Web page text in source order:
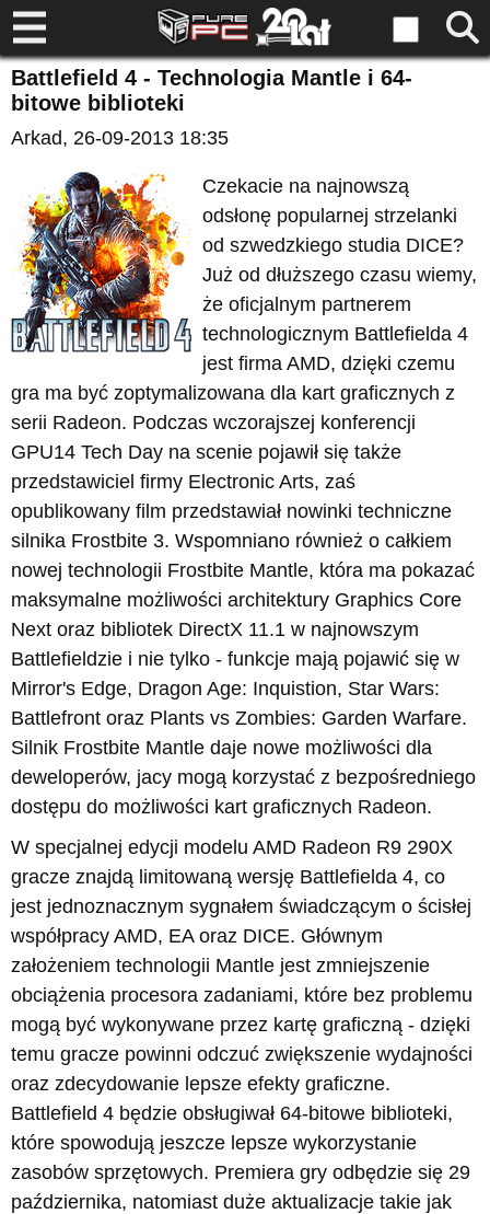
Battlefield 4 - Technologia Mantle i 64-
bitowe biblioteki
Arkad, 26-09-2013 18:35
Czekacie na najnowszą
odsłonę popularnej strzelanki
od szwedzkiego studia DICE?
Już od dłuższego czasu wiemy,
że oficjalnym partnerem
technologicznym Battlefielda 4
jest firma AMD, dzięki czemu
gra ma być zoptymalizowana dla kart graficznych z
serii Radeon. Podczas wczorajszej konferencji
GPU14 Tech Day na scenie pojawił się także
przedstawiciel firmy Electronic Arts, zaś
opublikowany film przedstawiał nowinki techniczne
silnika Frostbite 3. Wspomniano również o całkiem
nowej technologii Frostbite Mantle, która ma pokazać
maksymalne możliwości architektury Graphics Core
Next oraz bibliotek DirectX 11.1 w najnowszym
Battlefieldzie i nie tylko - funkcje mają pojawić się w
Mirror's Edge, Dragon Age: Inquistion, Star Wars:
Battlefront oraz Plants vs Zombies: Garden Warfare.
Silnik Frostbite Mantle daje nowe możliwości dla
deweloperów, jacy mogą korzystać z bezpośredniego
dostępu do możliwości kart graficznych Radeon.
W specjalnej edycji modelu AMD Radeon R9 290X
gracze znajdą limitowaną wersję Battlefielda 4, co
jest jednoznacznym sygnałem świadczącym o ścisłej
współpracy AMD, EA oraz DICE. Głównym
założeniem technologii Mantle jest zmniejszenie
obciążenia procesora zadaniami, które bez problemu
mogą być wykonywane przez kartę graficzną - dzięki
temu gracze powinni odczuć zwiększenie wydajności
oraz zdecydowanie lepsze efekty graficzne.
Battlefield 4 będzie obsługiwał 64-bitowe biblioteki,
które spowodują jeszcze lepsze wykorzystanie
zasobów sprzętowych. Premiera gry odbędzie się 29
października, natomiast duże aktualizacje takie jak